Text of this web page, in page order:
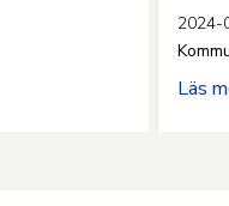
2024-
Läs